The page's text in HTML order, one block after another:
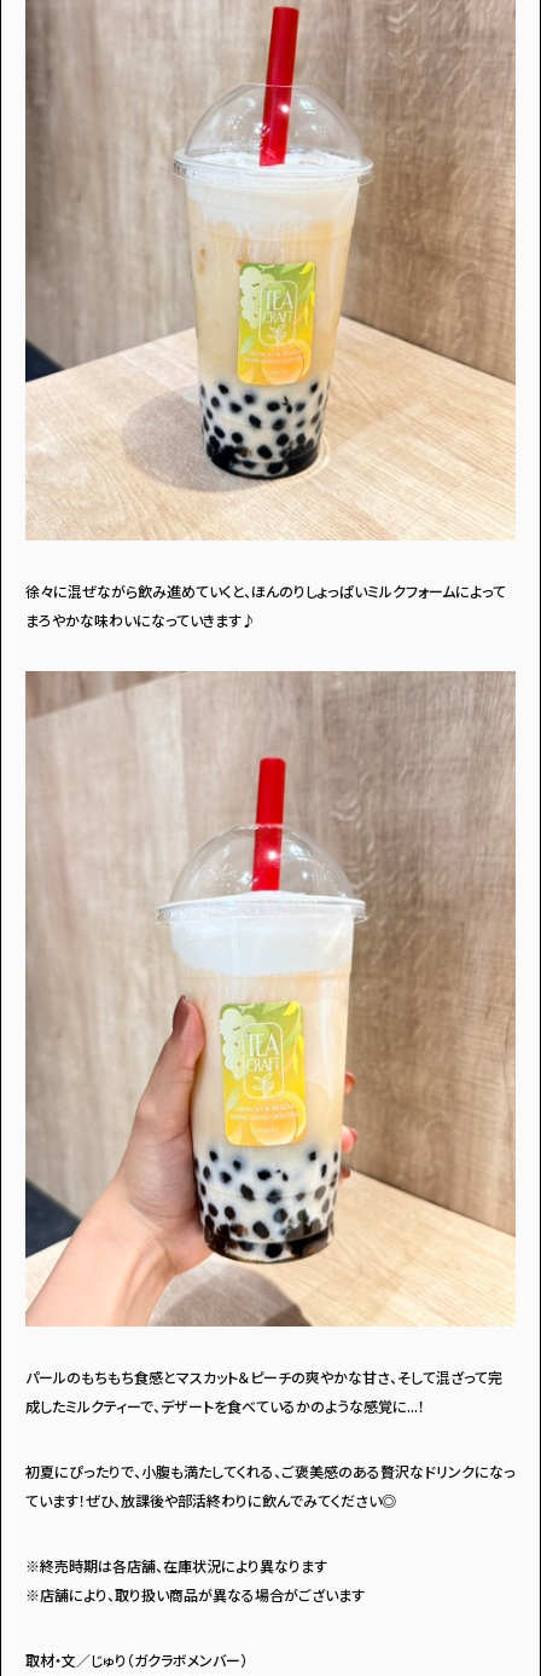
徐々に混ぜながら飲み進めていくと、ほんのりしょっぱいミルクフォームによって
まろやかな味わいになっていきます♪
パールのもちもち食感とマスカット＆ピーチの爽やかな甘さ、そして混ざって完
成したミルクティーで、デザートを食べているかのような感覚に...！
初夏にぴったりで、小腹も満たしてくれる、ご褒美感のある贅沢なドリンクになっ
ています！ぜひ、放課後や部活終わりに飲んでみてください◎
※終売時期は各店舗、在庫状況により異なります
※店舗により、取り扱い商品が異なる場合がございます
取材・文／じゅり（ガクラボメンバー）